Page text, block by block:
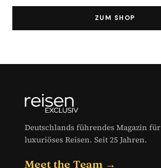
ZUM SHOP
Deutschlands führendes Magazin für
luxuriöses Reisen. Seit 25 Jahren.
Meet the Team →